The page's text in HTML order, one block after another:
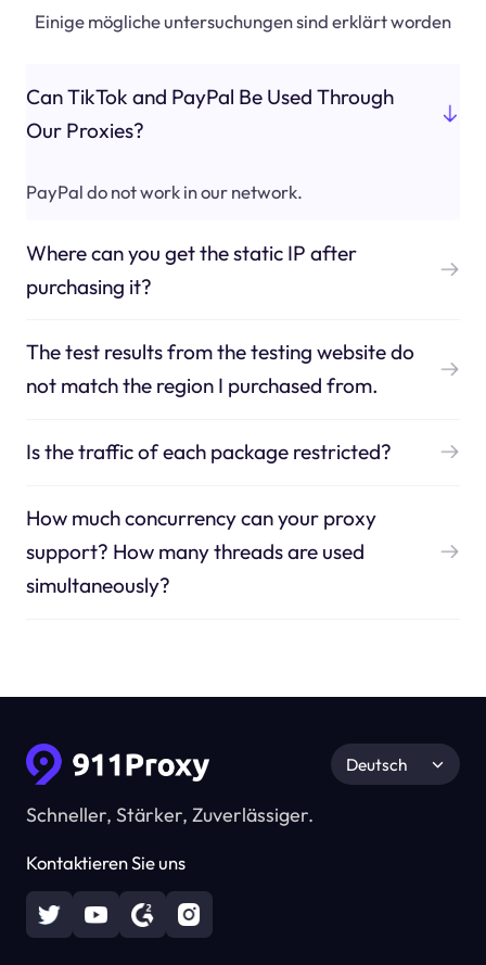
Einige mögliche untersuchungen sind erklärt worden
Can TikTok and PayPal Be Used Through
Our Proxies?
PayPal do not work in our network.
Where can you get the static IP after
purchasing it?
The test results from the testing website do
not match the region I purchased from.
Is the traffic of each package restricted?
How much concurrency can your proxy
support? How many threads are used
simultaneously?
Schneller, Stärker, Zuverlässiger.
Kontaktieren Sie uns
Deutsch